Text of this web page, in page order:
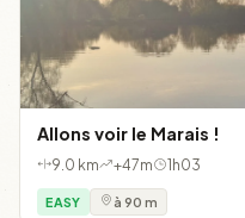
Allons voir le Marais !
9.0 km +47m 1h03
EASY à 90 m